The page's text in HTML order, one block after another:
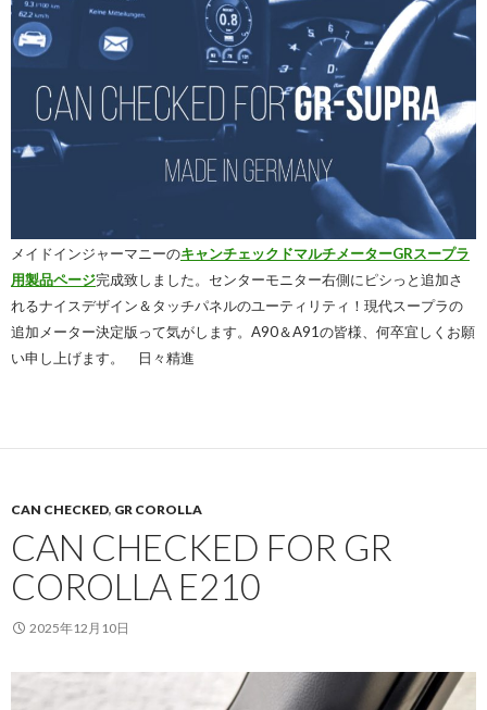
メイドインジャーマニーのキャンチェックドマルチメーターGRスープラ
用製品ページ完成致しました。センターモニター右側にピシっと追加さ
れるナイスデザイン＆タッチパネルのユーティリティ！現代スープラの
追加メーター決定版って気がします。A90＆A91の皆様、何卒宜しくお願
い申し上げます。 日々精進
CAN CHECKED, GR COROLLA
CAN CHECKED FOR GR
COROLLA E210
2025年12月10日